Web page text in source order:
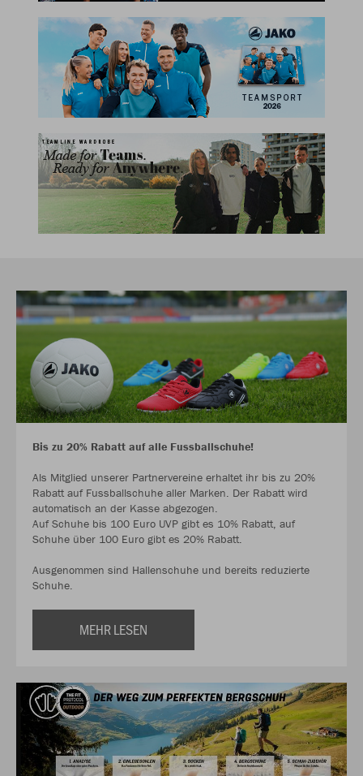
Bis zu 20% Rabatt auf alle Fussballschuhe!
Als Mitglied unserer Partnervereine erhaltet ihr bis zu 20%
Rabatt auf Fussballschuhe aller Marken. Der Rabatt wird
automatisch an der Kasse abgezogen.
Auf Schuhe bis 100 Euro UVP gibt es 10% Rabatt, auf
Schuhe über 100 Euro gibt es 20% Rabatt.
Ausgenommen sind Hallenschuhe und bereits reduzierte
Schuhe.
MEHR LESEN